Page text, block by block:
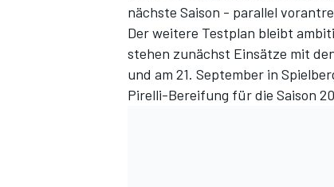
nächste Saison - parallel
Der weitere Testplan bleibt
stehen zunächst Einsätze mit
und am 21. September in
Pirelli-Bereifung für die Saison